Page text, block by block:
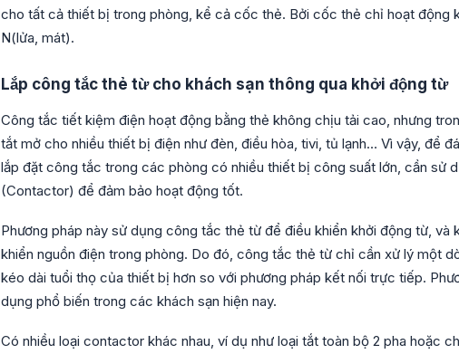
cho tất cả thiết bị trong phòng, kể cả cốc thẻ. Bởi cốc thẻ chỉ hoạt động
N(lửa, mát).
Lắp công tắc thẻ từ cho khách sạn thông qua khởi động từ
Công tắc tiết kiệm điện hoạt động bằng thẻ không chịu tải cao, nhưng
tắt mở cho nhiều thiết bị điện như đèn, điều hòa, tivi, tủ lạnh… Vì vậy, để
lắp đặt công tắc trong các phòng có nhiều thiết bị công suất lớn, cần sử
(Contactor) để đảm bảo hoạt động tốt.
Phương pháp này sử dụng công tắc thẻ từ để điều khiển khởi động từ, và
khiển nguồn điện trong phòng. Do đó, công tắc thẻ từ chỉ cần xử lý một
kéo dài tuổi thọ của thiết bị hơn so với phương pháp kết nối trực tiếp.
dụng phổ biến trong các khách sạn hiện nay.
Có nhiều loại contactor khác nhau, ví dụ như loại tắt toàn bộ 2 pha hoặc